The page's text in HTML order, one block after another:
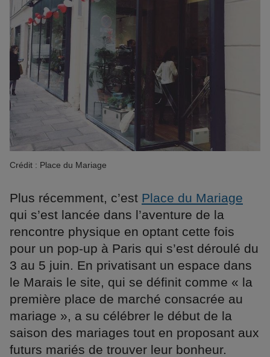
Crédit : Place du Mariage
Plus récemment, c’est Place du Mariage
qui s’est lancée dans l’aventure de la
rencontre physique en optant cette fois
pour un pop-up à Paris qui s’est déroulé du
3 au 5 juin. En privatisant un espace dans
le Marais le site, qui se définit comme « la
première place de marché consacrée au
mariage », a su célébrer le début de la
saison des mariages tout en proposant aux
futurs mariés de trouver leur bonheur.